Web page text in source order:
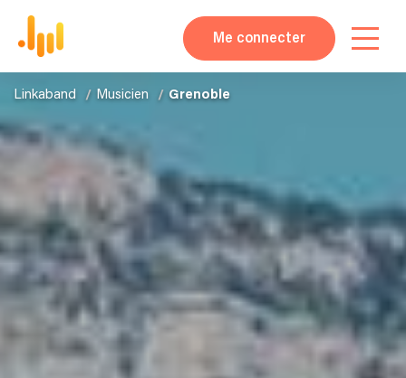
Me connecter
Linkaband Musicien Grenoble